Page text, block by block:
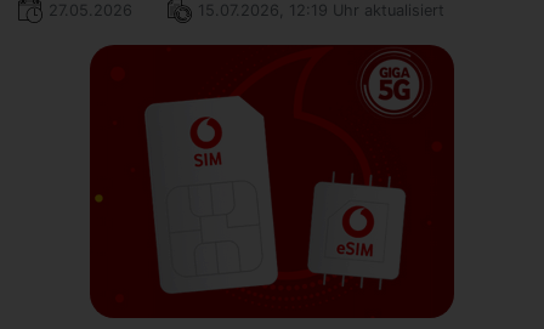
27.05.2026 15.07.2026, 12:19 Uhr aktualisiert